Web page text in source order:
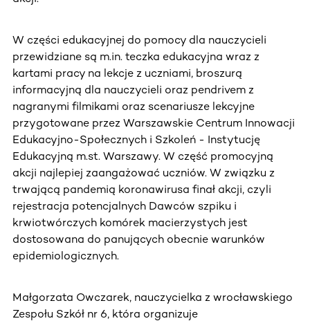
W części edukacyjnej do pomocy dla nauczycieli
przewidziane są m.in. teczka edukacyjna wraz z
kartami pracy na lekcje z uczniami, broszurą
informacyjną dla nauczycieli oraz pendrivem z
nagranymi filmikami oraz scenariusze lekcyjne
przygotowane przez Warszawskie Centrum Innowacji
Edukacyjno-Społecznych i Szkoleń - Instytucję
Edukacyjną m.st. Warszawy. W część promocyjną
akcji najlepiej zaangażować uczniów. W związku z
trwającą pandemią koronawirusa finał akcji, czyli
rejestracja potencjalnych Dawców szpiku i
krwiotwórczych komórek macierzystych jest
dostosowana do panujących obecnie warunków
epidemiologicznych.
Małgorzata Owczarek, nauczycielka z wrocławskiego
Zespołu Szkół nr 6, która organizuje